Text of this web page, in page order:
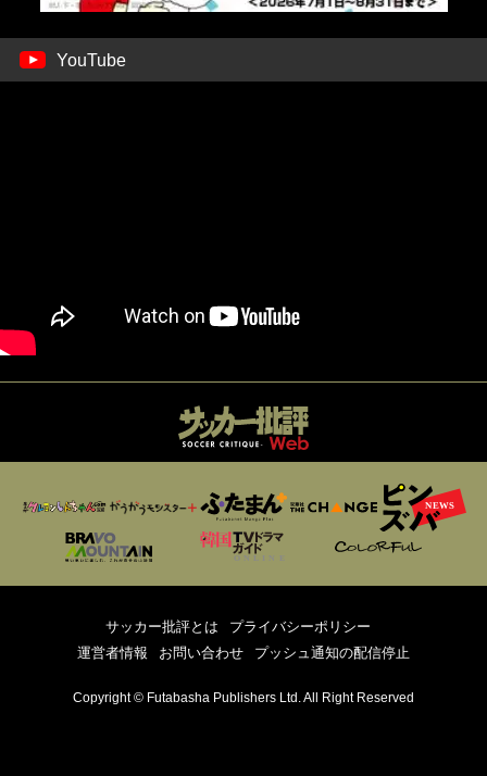
YouTube
サッカー批評とは
プライバシーポリシー
運営者情報
お問い合わせ プッシュ通知の配信停止
Copyright © Futabasha Publishers Ltd. All Right Reserved